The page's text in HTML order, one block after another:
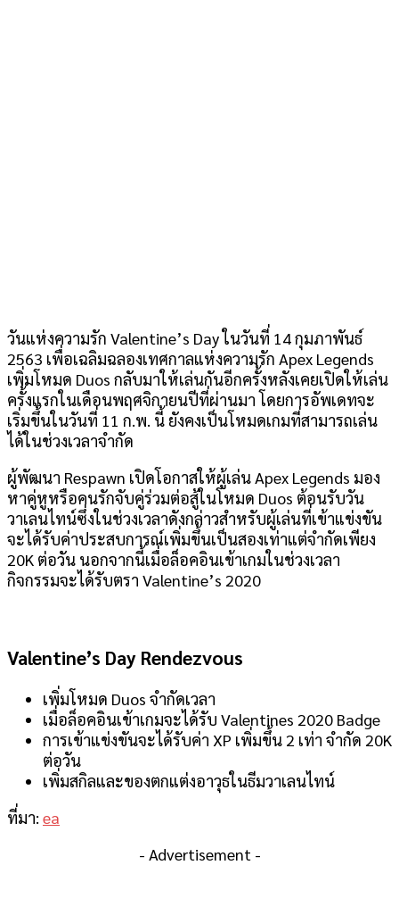
วันแห่งความรัก Valentine’s Day ในวันที่ 14 กุมภาพันธ์
2563 เพื่อเฉลิมฉลองเทศกาลแห่งความรัก Apex Legends
เพิ่มโหมด Duos กลับมาให้เล่นกันอีกครั้งหลังเคยเปิดให้เล่น
ครั้งแรกในเดือนพฤศจิกายนปีที่ผ่านมา โดยการอัพเดทจะ
เริ่มขึ้นในวันที่ 11 ก.พ. นี้ ยังคงเป็นโหมดเกมที่สามารถเล่น
ได้ในช่วงเวลาจำกัด
ผู้พัฒนา Respawn เปิดโอกาสให้ผู้เล่น Apex Legends มอง
หาคู่หูหรือคนรักจับคู่ร่วมต่อสู้ในโหมด Duos ต้อนรับวัน
วาเลนไทน์ซึ่งในช่วงเวลาดังกล่าวสำหรับผู้เล่นที่เข้าแข่งขัน
จะได้รับค่าประสบการณ์เพิ่มขึ้นเป็นสองเท่าแต่จำกัดเพียง
20K ต่อวัน นอกจากนี้เมื่อล็อคอินเข้าเกมในช่วงเวลา
กิจกรรมจะได้รับตรา Valentine’s 2020
Valentine’s Day Rendezvous
เพิ่มโหมด Duos จำกัดเวลา
เมื่อล็อคอินเข้าเกมจะได้รับ Valentines 2020 Badge
การเข้าแข่งขันจะได้รับค่า XP เพิ่มขึ้น 2 เท่า จำกัด 20K
ต่อวัน
เพิ่มสกิลและของตกแต่งอาวุธในธีมวาเลนไทน์
ที่มา: ea
- Advertisement -